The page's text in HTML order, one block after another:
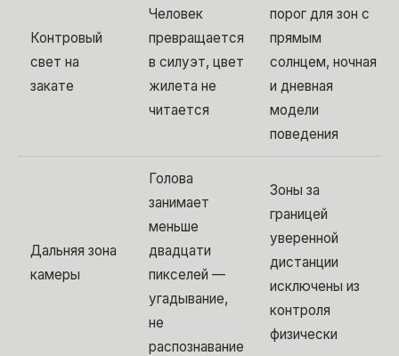
Контровый
свет на
закате
Человек
превращается
в силуэт, цвет
жилета не
читается
порог для зон с
прямым
солнцем, ночная
и дневная
модели
поведения
Дальняя зона
камеры
Голова
занимает
меньше
двадцати
пикселей —
угадывание,
не
распознавание
Зоны за
границей
уверенной
дистанции
исключены из
контроля
физически